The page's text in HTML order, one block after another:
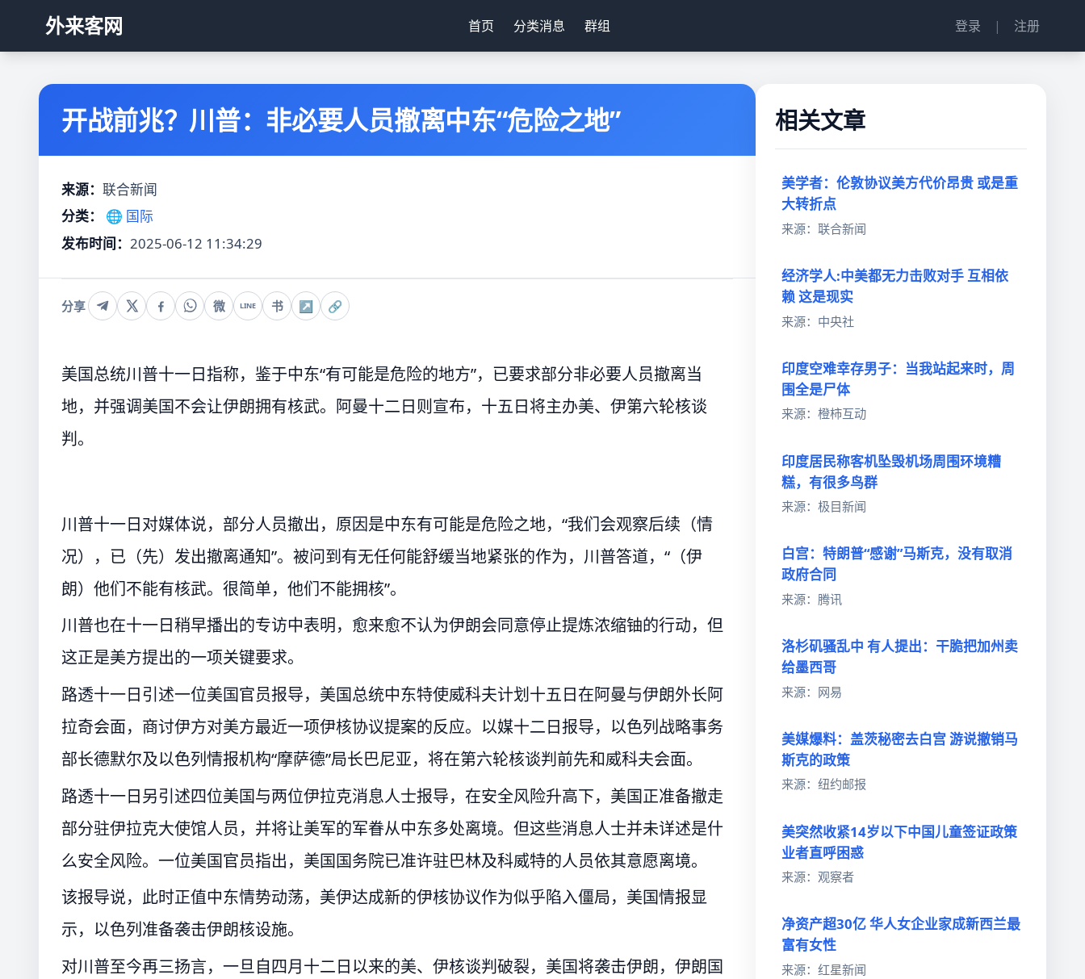
外来客网 首页 分类消息 群组 登录 | 注册
开战前兆？川普：非必要人员撤离中东“危险之地”
来源： 联合新闻
分类：
🌐 国际
发布时间： 2025-06-12 11:34:29
分享 微 LINE 书 ↗ 🔗
美国总统川普十一日指称，鉴于中东“有可能是危险的地方”，已要求部分非必要人员撤离当
地，并强调美国不会让伊朗拥有核武。阿曼十二日则宣布，十五日将主办美、伊第六轮核谈
判。
川普十一日对媒体说，部分人员撤出，原因是中东有可能是危险之地，“我们会观察后续（情
况），已（先）发出撤离通知”。被问到有无任何能舒缓当地紧张的作为，川普答道，“（伊
朗）他们不能有核武。很简单，他们不能拥核”。
川普也在十一日稍早播出的专访中表明，愈来愈不认为伊朗会同意停止提炼浓缩铀的行动，但
这正是美方提出的一项关键要求。
路透十一日引述一位美国官员报导，美国总统中东特使威科夫计划十五日在阿曼与伊朗外长阿
拉奇会面，商讨伊方对美方最近一项伊核协议提案的反应。以媒十二日报导，以色列战略事务
部长德默尔及以色列情报机构“摩萨德”局长巴尼亚，将在第六轮核谈判前先和威科夫会面。
路透十一日另引述四位美国与两位伊拉克消息人士报导，在安全风险升高下，美国正准备撤走
部分驻伊拉克大使馆人员，并将让美军的军眷从中东多处离境。但这些消息人士并未详述是什
么安全风险。一位美国官员指出，美国国务院已准许驻巴林及科威特的人员依其意愿离境。
该报导说，此时正值中东情势动荡，美伊达成新的伊核协议作为似乎陷入僵局，美国情报显
示，以色列准备袭击伊朗核设施。
对川普至今再三扬言，一旦自四月十二日以来的美、伊核谈判破裂，美国将袭击伊朗，伊朗国
相关文章
美学者：伦敦协议美方代价昂贵 或是重
大转折点
来源：联合新闻
经济学人:中美都无力击败对手 互相依
赖 这是现实
来源：中央社
印度空难幸存男子：当我站起来时，周
围全是尸体
来源：橙柿互动
印度居民称客机坠毁机场周围环境糟
糕，有很多鸟群
来源：极目新闻
白宫：特朗普“感谢”马斯克，没有取消
政府合同
来源：腾讯
洛杉矶骚乱中 有人提出：干脆把加州卖
给墨西哥
来源：网易
美媒爆料：盖茨秘密去白宫 游说撤销马
斯克的政策
来源：纽约邮报
美突然收紧14岁以下中国儿童签证政策
业者直呼困惑
来源：观察者
净资产超30亿 华人女企业家成新西兰最
富有女性
来源：红星新闻